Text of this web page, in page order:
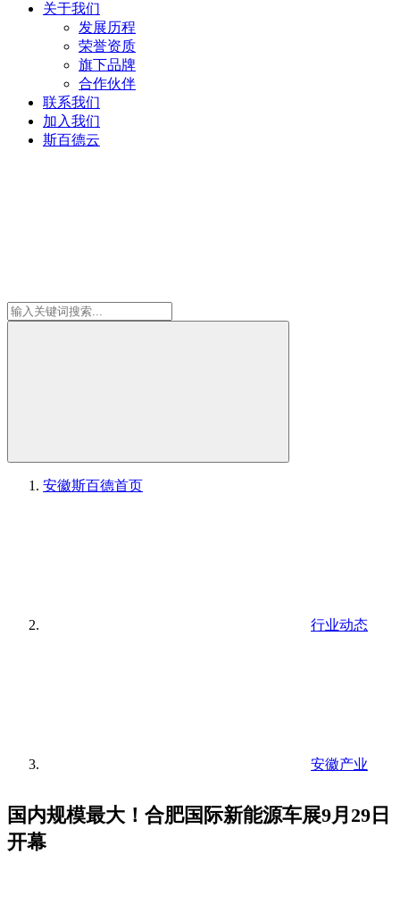
关于我们
发展历程
荣誉资质
旗下品牌
合作伙伴
联系我们
加入我们
斯百德云
安徽斯百德首页
行业动态
安徽产业
国内规模最大！合肥国际新能源车展9月29日
开幕